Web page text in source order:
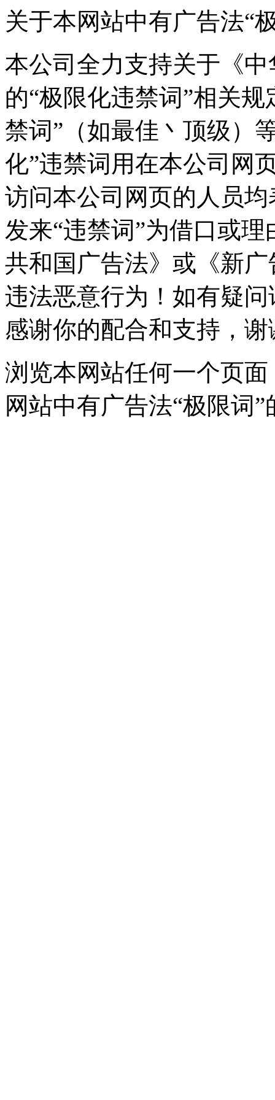
关于本网站中有广告法“
本公司全力支持关于《
的“极限化违禁词”相关
禁词”（如最佳丶顶级）
化”违禁词用在本公司网
访问本公司网页的人员
发来“违禁词”为借口或
共和国广告法》或《新
违法恶意行为！如有疑
感谢你的配合和支持，谢
浏览本网站任何一个页
网站中有广告法“极限词